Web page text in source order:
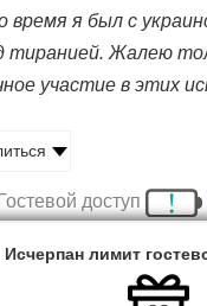
время я был с
тиранией. Жалею
участие в этих
Гостевой доступ
Исчерпан лимит